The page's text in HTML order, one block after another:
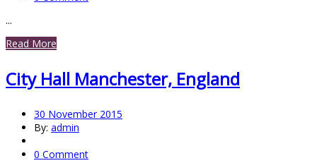
...
Read More
City Hall Manchester, England
30 November 2015
By: admin
0 Comment